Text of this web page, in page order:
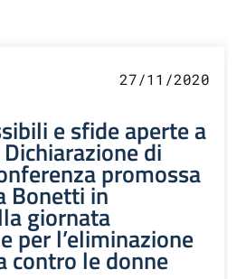
27/11/2020
e sfide aperte a
di
promossa
Bonetti in
giornata
per l’eliminazione
contro le donne